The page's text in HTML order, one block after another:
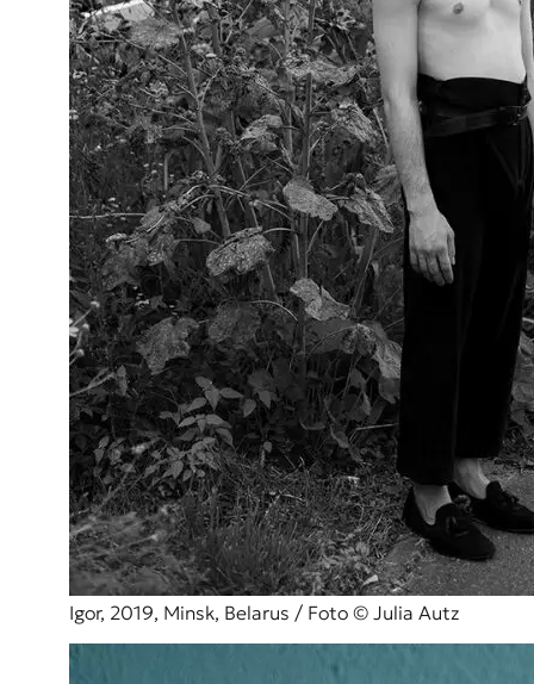
Igor, 2019, Minsk, Belarus / Foto © Julia Autz